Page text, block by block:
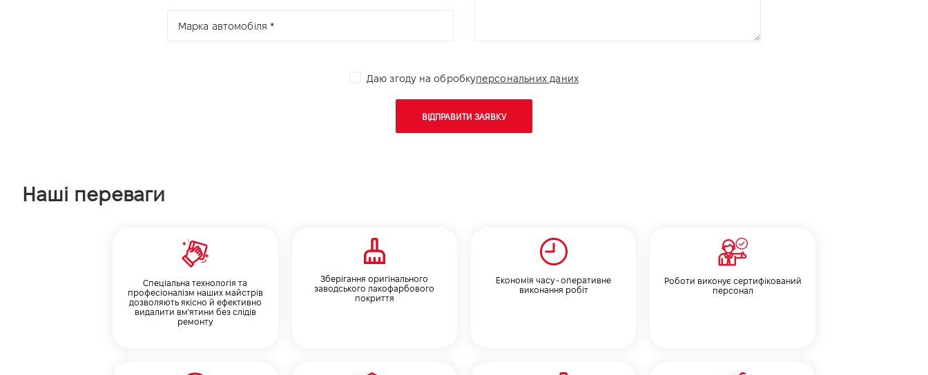
Даю згоду на обробкуперсональних даних
ВІДПРАВИТИ ЗАЯВКУ
Наші переваги
Cпеціальна технологія та
професіоналізм наших майстрів
дозволяють якісно й ефективно
видалити вм'ятини без слідів
ремонту
Зберігання оригінального
заводського лакофарбового
покриття
Економія часу - оперативне
виконання робіт
Роботи виконує сертифікований
персонал